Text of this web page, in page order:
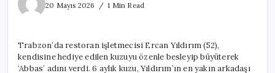
20 Mayıs 2026
1 Min Read
Ayrılmaz
İkili
için
Trabzon’da restoran işletmecisi Ercan Yıldırım (52),
kendisine hediye edilen kuzuyu özenle besleyip büyüterek
‘Abbas’ adını verdi. 6 aylık kuzu, Yıldırım’ın en yakın arkadaşı